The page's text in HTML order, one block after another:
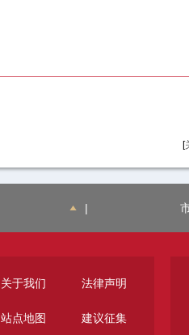
[
|
关于我们 法律声明
站点地图 建议征集